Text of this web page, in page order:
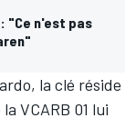
"Ce n'est pas
la clé réside
VCARB 01 lui